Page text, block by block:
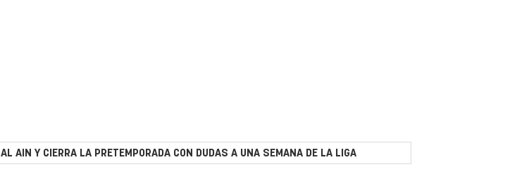
AIN Y CIERRA LA PRETEMPORADA CON DUDAS A UNA SEMANA DE LA LIGA